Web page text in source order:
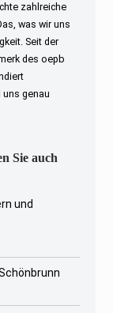
zahlreiche
was wir uns
Seit der
des oepb
uns genau
Sie auch
und